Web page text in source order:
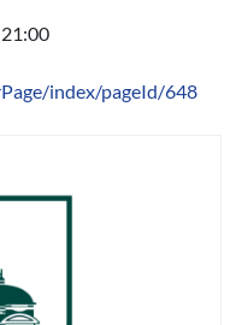
index/pageId/648